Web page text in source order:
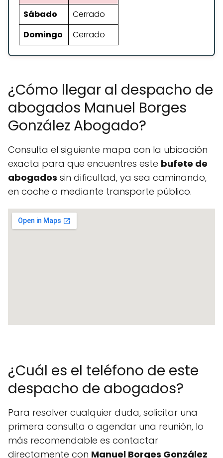
Sábado
Cerrado
Domingo
Cerrado
¿Cómo llegar al despacho de
abogados Manuel Borges
González Abogado?
Consulta el siguiente mapa con la ubicación
exacta para que encuentres este bufete de
abogados sin dificultad, ya sea caminando,
en coche o mediante transporte público.
¿Cuál es el teléfono de este
despacho de abogados?
Para resolver cualquier duda, solicitar una
primera consulta o agendar una reunión, lo
más recomendable es contactar
directamente con Manuel Borges González